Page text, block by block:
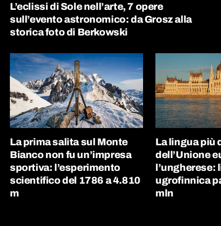
L’eclissi di Sole nell’arte, 7 opere
sull’evento astronomico: da Grosz alla
storica foto di Berkowski
La prima salita sul Monte
Bianco non fu un’impresa
sportiva: l’esperimento
scientifico del 1786 a 4.810
m
La lingua più
dell’Unione
l’ungherese:
ugrofinnica
mln